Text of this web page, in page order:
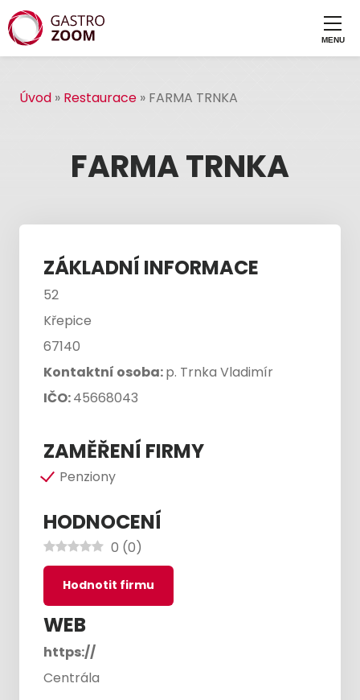
Úvod » Restaurace » FARMA TRNKA
FARMA TRNKA
ZÁKLADNÍ INFORMACE
52
Křepice
67140
Kontaktní osoba:p. Trnka Vladimír
IČO:45668043
ZAMĚŘENÍ FIRMY
Penziony
HODNOCENÍ
0 (0)
Hodnotit firmu
WEB
https://
Centrála